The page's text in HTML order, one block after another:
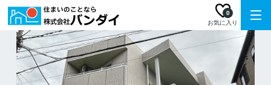
お気に入り
0